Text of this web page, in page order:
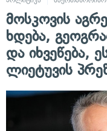
მოსკოვის
ხდება,
და იხვეწება,
ლიეტუვის